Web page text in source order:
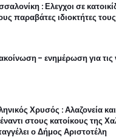
: Ελεγχοι σε
παραβάτες ιδιοκτήτες τους
- ενημέρωση για τις
Χρυσός : Αλαζονεία
στους κατοίκους της
ο Δήμος Αριστοτέλη